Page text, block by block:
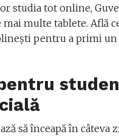
studia tot online,
mai multe tablete. Află
pentru a primi un
să înceapă în câteva